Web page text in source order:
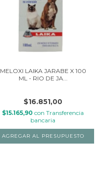
MELOXI LAIKA JARABE X 100
ML - RIO DE JA...
$16.851,00
$15.165,90 con Transferencia
bancaria